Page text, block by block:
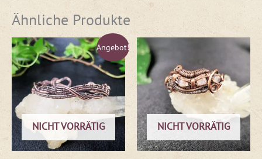
Ähnliche Produkte
Angebot!
NICHT VORRÄTIG
Ursprünglicher
Preis
war:
€55,00
Aktueller
Preis
ist:
€45,00.
NICHT VORRÄTIG